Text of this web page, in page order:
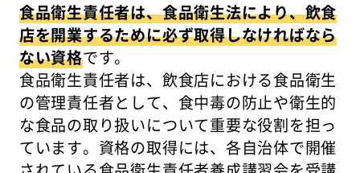
食品衛生責任者は、食品衛生法により、飲食
店を開業するために必ず取得しなければなら
ない資格です。
食品衛生責任者は、飲食店における食品衛生
の管理責任者として、食中毒の防止や衛生的
な食品の取り扱いについて重要な役割を担っ
ています。資格の取得には、各自治体で開催